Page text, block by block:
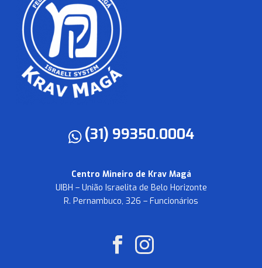
(31) 99350.0004
Centro Mineiro de Krav Magá
UIBH – União Israelita de Belo Horizonte
R. Pernambuco, 326 – Funcionários